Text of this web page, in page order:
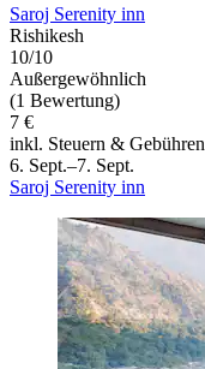
Saroj Serenity inn
Rishikesh
10/10
Außergewöhnlich
(1 Bewertung)
7 €
inkl. Steuern & Gebühren
6. Sept.–7. Sept.
Saroj Serenity inn